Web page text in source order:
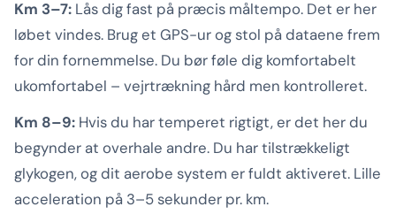
Km 3–7: Lås dig fast på præcis måltempo. Det er her
løbet vindes. Brug et GPS-ur og stol på dataene frem
for din fornemmelse. Du bør føle dig komfortabelt
ukomfortabel – vejrtrækning hård men kontrolleret.
Km 8–9: Hvis du har temperet rigtigt, er det her du
begynder at overhale andre. Du har tilstrækkeligt
glykogen, og dit aerobe system er fuldt aktiveret. Lille
acceleration på 3–5 sekunder pr. km.